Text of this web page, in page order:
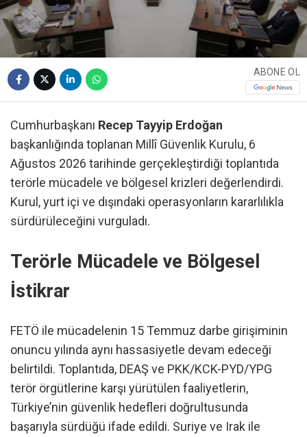
ABONE OL
Cumhurbaşkanı Recep Tayyip Erdoğan
başkanlığında toplanan Millî Güvenlik Kurulu, 6
Ağustos 2026 tarihinde gerçekleştirdiği toplantıda
terörle mücadele ve bölgesel krizleri değerlendirdi.
Kurul, yurt içi ve dışındaki operasyonların kararlılıkla
sürdürüleceğini vurguladı.
Terörle Mücadele ve Bölgesel
İstikrar
FETÖ ile mücadelenin 15 Temmuz darbe girişiminin
onuncu yılında aynı hassasiyetle devam edeceği
belirtildi. Toplantıda, DEAŞ ve PKK/KCK-PYD/YPG
terör örgütlerine karşı yürütülen faaliyetlerin,
Türkiye’nin güvenlik hedefleri doğrultusunda
başarıyla sürdüğü ifade edildi. Suriye ve Irak ile